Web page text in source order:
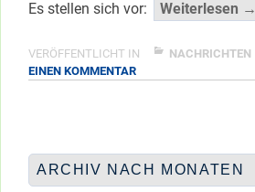
Es stellen sich vor: Weiterlesen →
VERÖFFENTLICHT IN NACHRICHTEN
EINEN KOMMENTARZU
&
MEHR
ARCHIV NACH MONATEN